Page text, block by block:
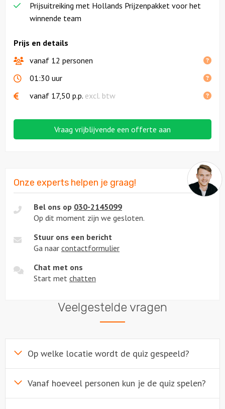
Prijs en details
vanaf 12 personen
01:30 uur
vanaf 17,50 p.p. excl. btw
Prijsuitreiking met Hollands Prijzenpakket voor het
winnende team
Vraag vrijblijvende een offerte aan
Onze experts helpen je graag!
Bel ons op 030-2145099
Op dit moment zijn we gesloten.
Stuur ons een bericht
Ga naar contactformulier
Chat met ons
Start met chatten
Veelgestelde vragen
Op welke locatie wordt de quiz gespeeld?
Vanaf hoeveel personen kun je de quiz spelen?